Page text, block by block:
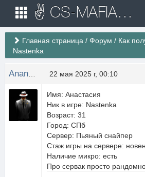
✌ CS-MAFIA.RU ✌ Игровые сервера Counter Strike 1.6
Главная страница / Форум / Как
Nastenka
22 мая 2025 г, 00:10
Имя: Анастасия
Ник в игре: Nastenka
Возраст: 31
Город: СПб
Сервер: Пьяный снайпер
Стаж игры на сервере:
Наличие микро: есть
Про сервак просто